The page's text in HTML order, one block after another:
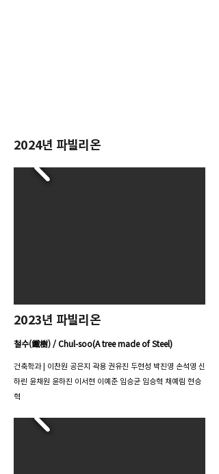
2024년 파빌리온
2023년 파빌리온
철수(鐵樹) / Chul-soo(A tree made of Steel)
​건축학과 | 이찬원 공은지 곽용 권유진 두현성 박진영 손석영 신
하린 윤채원 윤하진 이서현 이예준 임승균 임승혁 채예림 현승
혁